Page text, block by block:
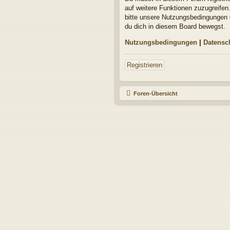
auf weitere Funktionen
bitte unsere
du dich in diesem Board bewegst.
Nutzungsbedingungen |
Registrieren
Foren-Übersicht